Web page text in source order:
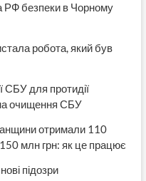
РФ безпеки в Чорному
робота, який був
СБУ для протидії
на очищення СБУ
отримали 110
млн грн: як це працює
підозри